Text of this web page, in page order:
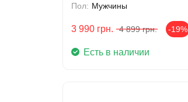
Пол: Мужчины
3 990 грн. 4 899 грн. -19%
Есть в наличии